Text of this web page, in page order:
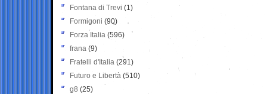
Fontana di Trevi (1)
Formigoni (90)
Forza Italia (596)
frana (9)
Fratelli d'Italia (291)
Futuro e Libertà (510)
g8 (25)